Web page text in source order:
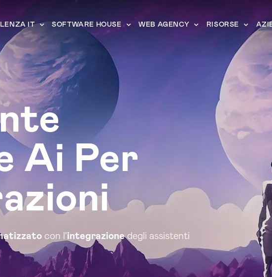
IT SOFTWARE HOUSE WEB AGENCY RISORSE
Ai Per
con l'integrazionedegli assistenti